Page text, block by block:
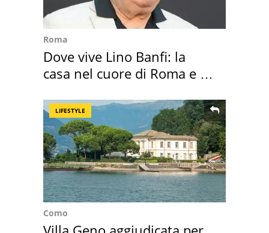
Roma
Dove vive Lino Banfi: la
casa nel cuore di Roma e i
LIFESTYLE
Como